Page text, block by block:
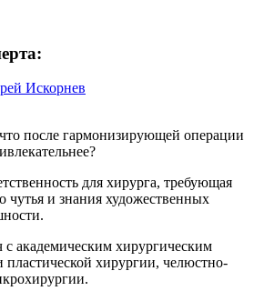
после гармонизирующей операции
для хирурга, требующая
чутья и знания художественных
академическим хирургическим
пластической хирургии, челюстно-